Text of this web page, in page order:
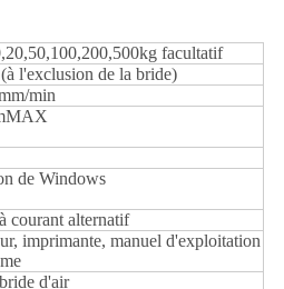
facultatif
l'exclusion de la bride)
min
de Windows
courant alternatif
imprimante, manuel d'exploitation
d'air